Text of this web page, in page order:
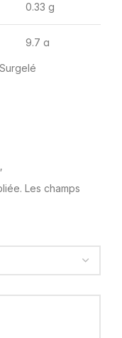
0.33 g
9.7 g
36 g
Surgelé
Les champs